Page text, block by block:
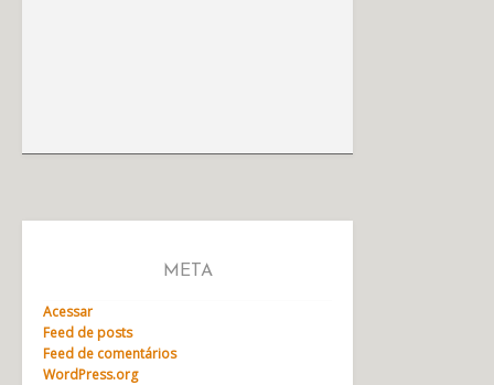
META
Acessar
Feed de posts
Feed de comentários
WordPress.org